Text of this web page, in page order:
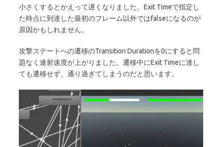
小さくするとかえって遅くなりました。Exit Timeで指定し
た時点に到達した最初のフレーム以外ではfalseになるのが
原因かもしれません。
攻撃ステートへの遷移のTransition Durationを0にすると問
題なく連射速度が上がりました。遷移中にExit Timeに達し
ても遷移せず、通り過ぎてしまうのだと思います。